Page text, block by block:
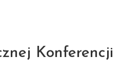
Konferencji